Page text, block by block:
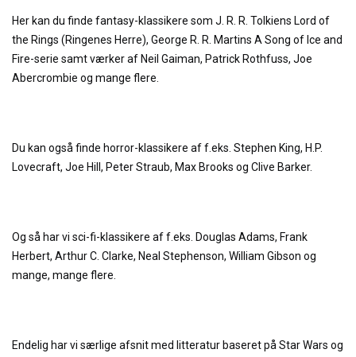
Her kan du finde fantasy-klassikere som J. R. R. Tolkiens Lord of
the Rings (Ringenes Herre), George R. R. Martins A Song of Ice and
Fire-serie samt værker af Neil Gaiman, Patrick Rothfuss, Joe
Abercrombie og mange flere.
Du kan også finde horror-klassikere af f.eks. Stephen King, H.P.
Lovecraft, Joe Hill, Peter Straub, Max Brooks og Clive Barker.
Og så har vi sci-fi-klassikere af f.eks. Douglas Adams, Frank
Herbert, Arthur C. Clarke, Neal Stephenson, William Gibson og
mange, mange flere.
Endelig har vi særlige afsnit med litteratur baseret på Star Wars og